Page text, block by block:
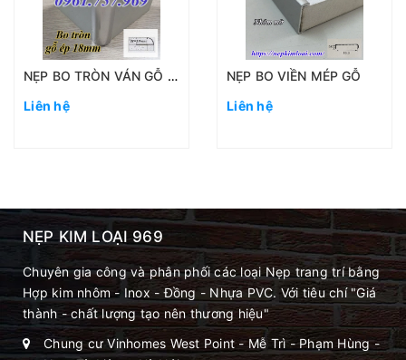
NẸP BO TRÒN VÁN GỖ 18MM
Liên hệ
NẸP BO VIỀN MÉP GỖ
Liên hệ
NẸP KIM LOẠI 969
Chuyên gia công và phân phối các loại Nẹp trang trí bằng
Hợp kim nhôm - Inox - Đồng - Nhựa PVC. Với tiêu chí "Giá
thành - chất lượng tạo nên thương hiệu"
Chung cư Vinhomes West Point - Mễ Trì - Phạm Hùng -